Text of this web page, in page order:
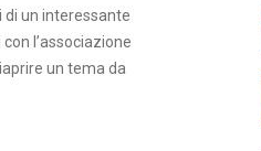
di un interessante
l’associazione
un tema da